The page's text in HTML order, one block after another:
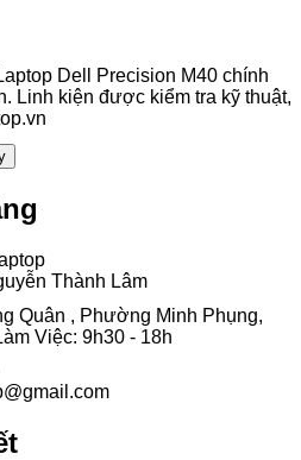
Dell Precision M40 chính
Linh kiện được kiểm tra kỹ thuật,
Thành Lâm
Quân , Phường Minh Phụng,
Việc: 9h30 - 18h